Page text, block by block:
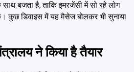
साथ बजता है, ताकि इमरजेंसी में सो रहे लोग
कुछ डिवाइस में यह मैसेज बोलकर भी सुनाया
ने किया है तैयार